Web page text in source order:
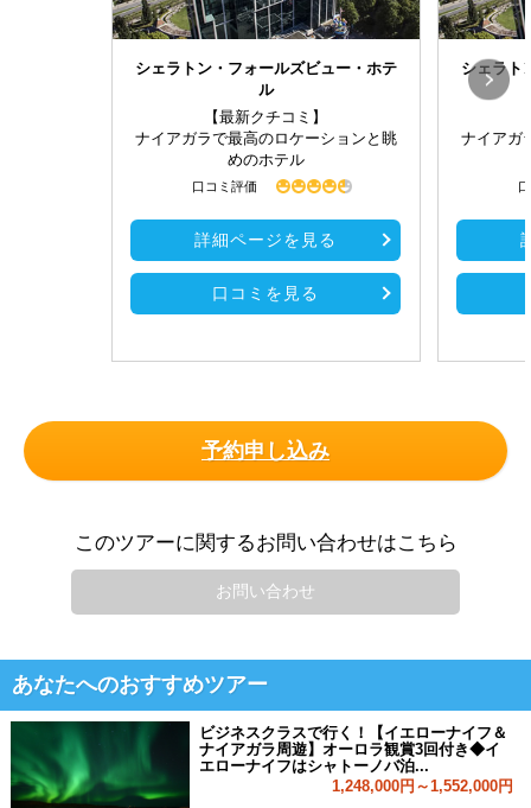
シェラトン・フォールズビュー・ホテ
ル
【最新クチコミ】
ナイアガラで最高のロケーションと眺
めのホテル
口コミ評価
詳細ページを見る
口コミを見る
シェラト
ナイアガ
予約申し込み
このツアーに関するお問い合わせはこちら
お問い合わせ
あなたへのおすすめツアー
ビジネスクラスで行く！【イエローナイフ＆
ナイアガラ周遊】オーロラ観賞3回付き◆イ
エローナイフはシャトーノバ泊...
1,248,000円～1,552,000円